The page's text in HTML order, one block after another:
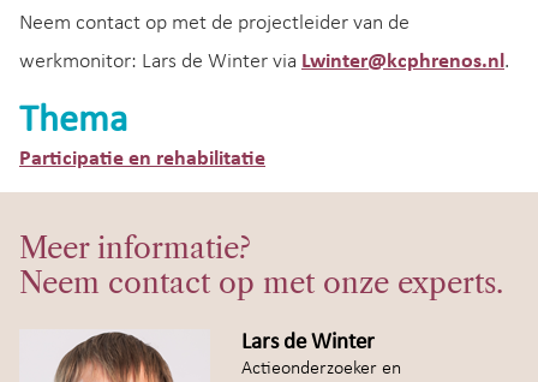
Neem contact op met de projectleider van de
werkmonitor: Lars de Winter via Lwinter@kcphrenos.nl.
Thema
Participatie en rehabilitatie
Meer informatie?
Neem contact op met onze experts.
Lars de Winter
Actieonderzoeker en